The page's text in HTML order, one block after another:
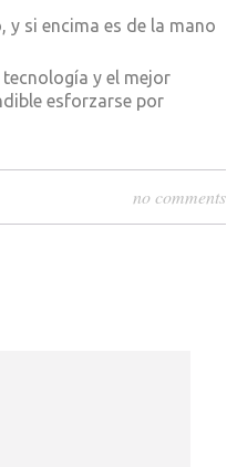
y si encima es de la mano
y el mejor
esforzarse por
no comments